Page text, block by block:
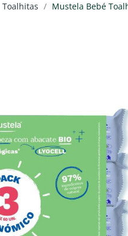
Toalhitas Mustela Bebé